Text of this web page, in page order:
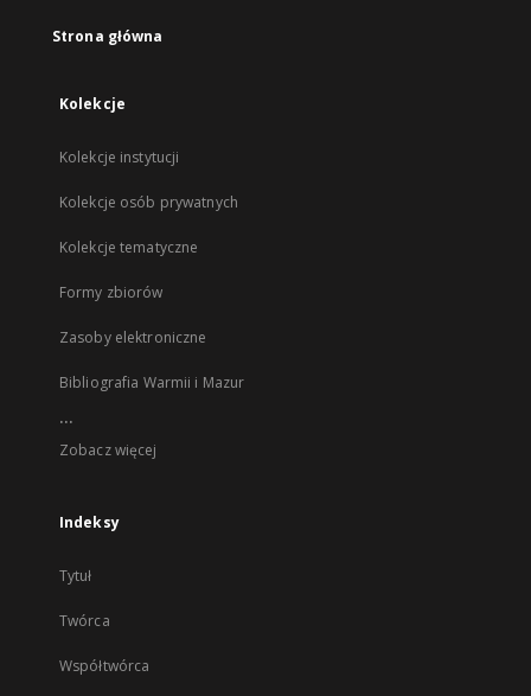
Strona główna
Kolekcje
Kolekcje instytucji
Kolekcje osób prywatnych
Kolekcje tematyczne
Formy zbiorów
Zasoby elektroniczne
Bibliografia Warmii i Mazur
...
Zobacz więcej
Indeksy
Tytuł
Twórca
Współtwórca